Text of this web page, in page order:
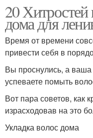
20 Хитростей
дома для
Время от времени
привести себя в
Вы проснулись, а
успеваете помыть
Вот пара советов, как
израсходовав на это
Укладка волос дома